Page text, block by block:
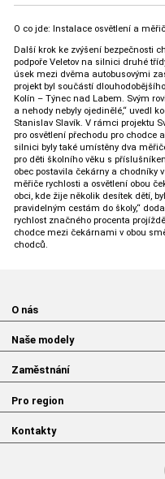
O co jde: Instalace osvětlení a
Další krok ke zvýšení bezpečnosti
podpoře Veletov na silnici druhé
úsek mezi dvěma autobusovými
projekt byl součástí
Kolín – Týnec nad Labem. Svým
a nehody nebyly ojedinělé,“ uvedl
Stanislav Slavík. V rámci projektu
pro osvětlení přechodu pro chodce
silnici byly také umístěny dva
pro děti školního věku s
obec postavila čekárny a chodníky
měřiče rychlosti a osvětlení obou
obci, kde žije několik desítek dětí,
pravidelným cestám do školy,“
rychlost značného procenta
chodce mezi čekárnami v obou
chodců.
O nás
Naše modely
Zaměstnání
Pro region
Kontakty